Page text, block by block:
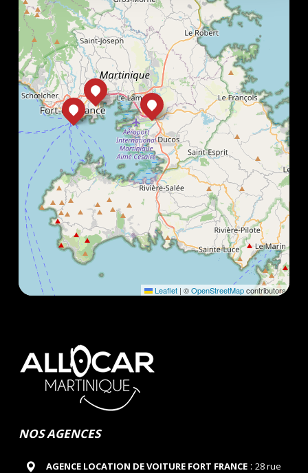
Leaflet | ©OpenStreetMapcontributors
NOS AGENCES
AGENCE LOCATION DE VOITURE FORT FRANCE: 28 rue